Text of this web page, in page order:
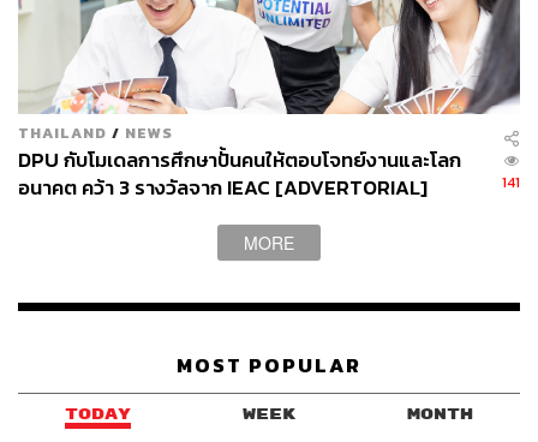
พลังงานแสงอาทิตย์
ABOUT THE AUTHOR
อรัณย์ หนองพล
ข่าว THE STANDARD
THAILAND / NEWS
DPU กับโมเดลการศึกษาปั้นคนให้ตอบโจทย์งานและโลก
อนาคต คว้า 3 รางวัลจาก IEAC [ADVERTORIAL]
141
MORE
MOST POPULAR
TODAY WEEK MONTH